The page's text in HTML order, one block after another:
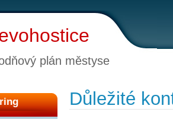
plán městyse
Důležité